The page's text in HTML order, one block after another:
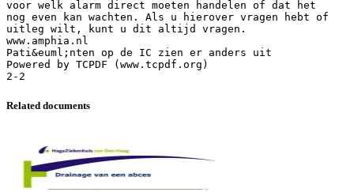
voor welk alarm direct moeten handelen of dat het
nog even kan wachten. Als u hierover vragen hebt of
uitleg wilt, kunt u dit altijd vragen.
www.amphia.nl
Pati&euml;nten op de IC zien er anders uit
Powered by TCPDF (www.tcpdf.org)
Related documents